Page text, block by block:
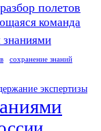
разбор полетов
команда
знаниями
сохранение знаний
экспертизы